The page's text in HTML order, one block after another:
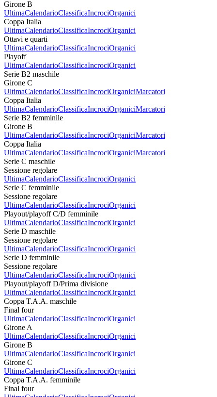
Girone B
UltimaCalendarioClassificaIncrociOrganici
Coppa Italia
UltimaCalendarioClassificaIncrociOrganici
Ottavi e quarti
UltimaCalendarioClassificaIncrociOrganici
Playoff
UltimaCalendarioClassificaIncrociOrganici
Serie B2 maschile
Girone C
UltimaCalendarioClassificaIncrociOrganiciMarcatori
Coppa Italia
UltimaCalendarioClassificaIncrociOrganiciMarcatori
Serie B2 femminile
Girone B
UltimaCalendarioClassificaIncrociOrganiciMarcatori
Coppa Italia
UltimaCalendarioClassificaIncrociOrganiciMarcatori
Serie C maschile
Sessione regolare
UltimaCalendarioClassificaIncrociOrganici
Serie C femminile
Sessione regolare
UltimaCalendarioClassificaIncrociOrganici
Playout/playoff C/D femminile
UltimaCalendarioClassificaIncrociOrganici
Serie D maschile
Sessione regolare
UltimaCalendarioClassificaIncrociOrganici
Serie D femminile
Sessione regolare
UltimaCalendarioClassificaIncrociOrganici
Playout/playoff D/Prima divisione
UltimaCalendarioClassificaIncrociOrganici
Coppa T.A.A. maschile
Final four
UltimaCalendarioClassificaIncrociOrganici
Girone A
UltimaCalendarioClassificaIncrociOrganici
Girone B
UltimaCalendarioClassificaIncrociOrganici
Girone C
UltimaCalendarioClassificaIncrociOrganici
Coppa T.A.A. femminile
Final four